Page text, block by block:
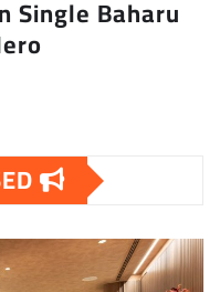
Single Baharu